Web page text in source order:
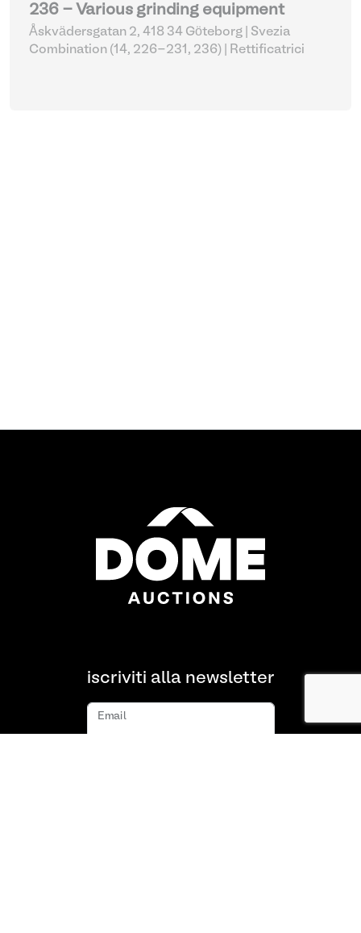
236 - Various grinding equipment
Åskvädersgatan 2, 418 34 Göteborg | Svezia
Combination (14, 226-231, 236)
| Rettificatrici
iscriviti alla newsletter
Email